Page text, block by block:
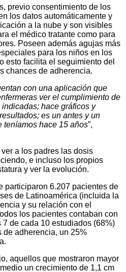
previo consentimiento de los
los datos automáticamente y
a la nube y son visibles
el médico tratante como para
Poseen además agujas más
para los niños en los
esto facilita el seguimiento del
chances de adherencia.
con una aplicación que
ver el cumplimiento de
hace gráficos y
es un antes y un
teníamos hace 15 años”,
a los padres las dosis
e incluso los propios
y ver la evolución.
participaron 6.207 pacientes de
de Latinoamérica (incluida la
y su relación con el
los pacientes contaban con
de cada 10 estudiados (68%)
de adherencia, un 25%
aquellos que mostraron mayor
un crecimiento de 1,1 cm